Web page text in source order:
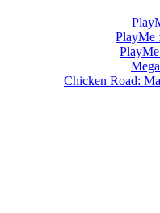
PlayMe
Chicken Road: